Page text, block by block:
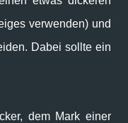
verwenden) und
Dabei sollte ein
dem Mark einer